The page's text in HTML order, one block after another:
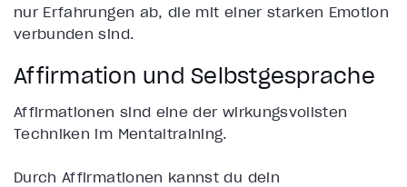
nur Erfahrungen ab, die mit einer starken Emotion
verbunden sind.
Affirmation und Selbstgespräche
Affirmationen sind eine der wirkungsvollsten
Techniken im Mentaltraining.
Durch Affirmationen kannst du dein